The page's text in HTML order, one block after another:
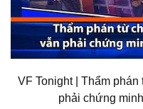
VF Tonight | Thẩm
phải chứng